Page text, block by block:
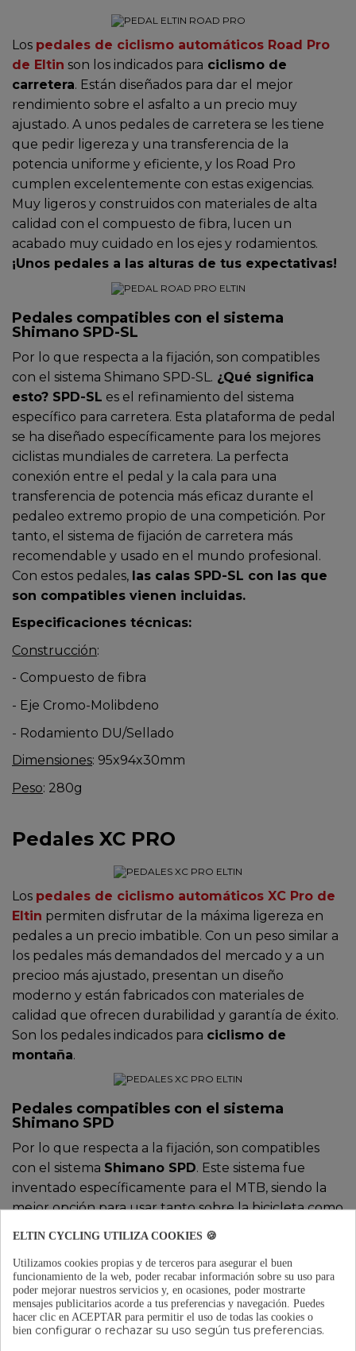
Los pedales de ciclismo automáticos Road Pro
de Eltin son los indicados para ciclismo de
carretera. Están diseñados para dar el mejor
rendimiento sobre el asfalto a un precio muy
ajustado. A unos pedales de carretera se les tiene
que pedir ligereza y una transferencia de la
potencia uniforme y eficiente, y los Road Pro
cumplen excelentemente con estas exigencias.
Muy ligeros y construidos con materiales de alta
calidad con el compuesto de fibra, lucen un
acabado muy cuidado en los ejes y rodamientos.
¡Unos pedales a las alturas de tus expectativas!
Pedales compatibles con el sistema
Shimano SPD-SL
Por lo que respecta a la fijación, son compatibles
con el sistema Shimano SPD-SL. ¿Qué significa
esto? SPD-SL es el refinamiento del sistema
específico para carretera. Esta plataforma de pedal
se ha diseñado específicamente para los mejores
ciclistas mundiales de carretera. La perfecta
conexión entre el pedal y la cala para una
transferencia de potencia más eficaz durante el
pedaleo extremo propio de una competición. Por
tanto, el sistema de fijación de carretera más
recomendable y usado en el mundo profesional.
Con estos pedales, las calas SPD-SL con las que
son compatibles vienen incluidas.
Especificaciones técnicas:
Construcción:
- Compuesto de fibra
- Eje Cromo-Molibdeno
- Rodamiento DU/Sellado
Dimensiones: 95x94x30mm
Peso: 280g
Pedales XC PRO
Los pedales de ciclismo automáticos XC Pro de
Eltin permiten disfrutar de la máxima ligereza en
pedales a un precio imbatible. Con un peso similar a
los pedales más demandados del mercado y a un
precioo más ajustado, presentan un diseño
moderno y están fabricados con materiales de
calidad que ofrecen durabilidad y garantía de éxito.
Son los pedales indicados para ciclismo de
montaña.
Pedales compatibles con el sistema
Shimano SPD
Por lo que respecta a la fijación, son compatibles
con el sistema Shimano SPD. Este sistema fue
inventado específicamente para el MTB, siendo la
mejor opción para usar tanto sobre la bicicleta como
fuera de ella. Permite una amplia variedad de
caminar con mucha comodidad. Por ello, es ideal
para usar en montaña, donde hay tramos que
alternas pedaleo con zonas muy técnicas donde
debes echar pie a tierra e incluso caminar unos
ELTIN CYCLING UTILIZA COOKIES 🍪
Utilizamos cookies propias y de terceros para asegurar el buen
funcionamiento de la web, poder recabar información sobre su uso para
poder mejorar nuestros servicios y, en ocasiones, poder mostrarte
mensajes publicitarios acorde a tus preferencias y navegación. Puedes
hacer clic en ACEPTAR para permitir el uso de todas las cookies o
bien configurar o rechazar su uso según tus preferencias.